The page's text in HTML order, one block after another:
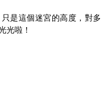
是這個迷宮的高度，對多
光啦！